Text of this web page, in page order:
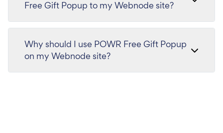
Free Gift Popup to my Webnode site?
Why should I use POWR Free Gift Popup
on my Webnode site?